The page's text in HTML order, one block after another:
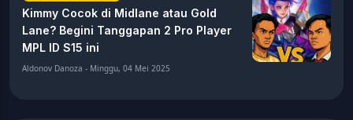
Kimmy Cocok di Midlane atau Gold
Lane? Begini Tanggapan 2 Pro Player
MPL ID S15 ini
Aldonov Danoza - Minggu, 04 Mei 2025